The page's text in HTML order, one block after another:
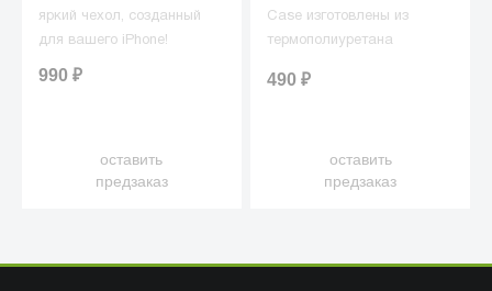
яркий чехол, созданный
для вашего iPhone!
990₽
оставить
предзаказ
Case изготовлены из
термополиуретана
делает их превосходными
неприятностей.
490₽
оставить
предзаказ